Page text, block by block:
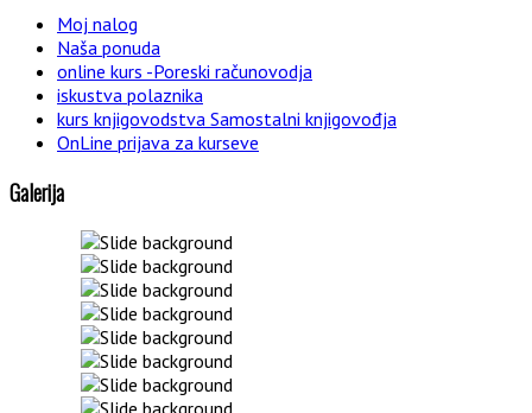
Moj nalog
Naša ponuda
online kurs -Poreski računovodja
iskustva polaznika
kurs knjigovodstva Samostalni knjigovođja
OnLine prijava za kurseve
Galerija